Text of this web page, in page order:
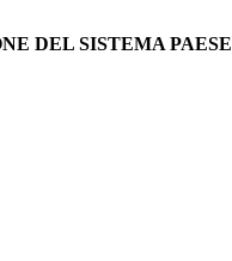
DEL SISTEMA PAESE